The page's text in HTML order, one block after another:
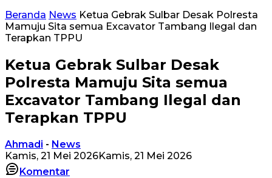
Beranda News Ketua Gebrak Sulbar Desak Polresta
Mamuju Sita semua Excavator Tambang Ilegal dan
Terapkan TPPU
Ketua Gebrak Sulbar Desak
Polresta Mamuju Sita semua
Excavator Tambang Ilegal dan
Terapkan TPPU
Ahmadi - News
Kamis, 21 Mei 2026Kamis, 21 Mei 2026
Komentar